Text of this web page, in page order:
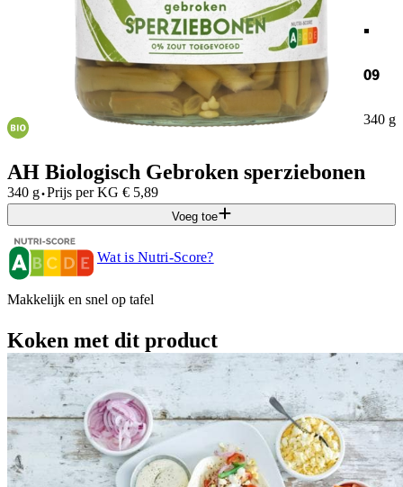
.
09
340 g
AH Biologisch Gebroken sperziebonen
340 g·Prijs per KG € 5,89
Voeg toe
Wat is Nutri-Score?
Makkelijk en snel op tafel
Koken met dit product